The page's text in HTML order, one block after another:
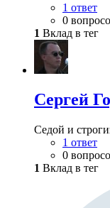
1 ответ
0
1 Вклад в тег
Сергей
Седой и
1 ответ
0
1 Вклад в тег